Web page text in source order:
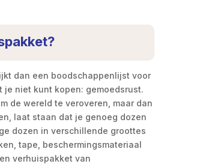
dan een boodschappenlijst voor
niet kunt kopen: gemoedsrust.
de wereld te veroveren, maar dan
laat staan dat je genoeg dozen
dozen in verschillende groottes
tape, beschermingsmateriaal
verhuispakket van